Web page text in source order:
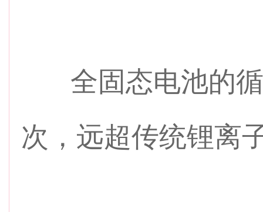
全固态电池的循
次，远超传统锂离